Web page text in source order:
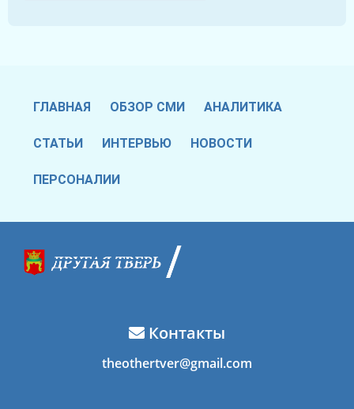
ГЛАВНАЯ ОБЗОР СМИ АНАЛИТИКА
СТАТЬИ ИНТЕРВЬЮ НОВОСТИ
ПЕРСОНАЛИИ
Контакты
theothertver@gmail.com